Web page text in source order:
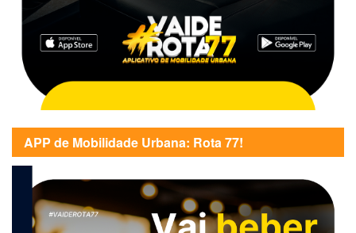
APP de Mobilidade Urbana: Rota 77!